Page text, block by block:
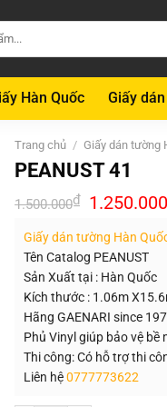
Hàn Quốc Giấy
Trang chủ / Giấy dán tường
PEANUST 41
1.500.000₫ Giá
gốc
1.500.000₫.
1.250.000
Giấy dán tường Hàn
Tên Catalog PEANUST
Sản Xuất tại : Hàn Quốc
Kích thước : 1.06m
Hãng GAENARI since
Phủ Vinyl giúp bảo vệ
Thi công: Có hỗ trợ thi
Liên hệ0777773622